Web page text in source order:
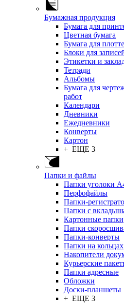
Бумажная продукция
Бумага для
Цветная бумага
Бумага для
Блоки для
Этикетки и
Тетради
Альбомы
Бумага для
работ
Календари
Дневники
Ежедневники
Конверты
Картон
+ ЕЩЕ 3
Папки и файлы
Папки уголоки
Перфофайлы
Папки-
Папки с
Картонные папки
Папки
Папки-конверты
Папки на кольцах
Накопители
Курьерские
Папки адресные
Обложки
Доски-планшеты
+ ЕЩЕ 3